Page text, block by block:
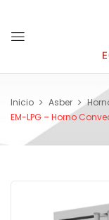
Inicio Asber
EM-LPG – Horno